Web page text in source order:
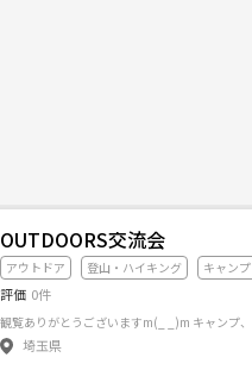
OUTDOORS交流会
アウトドア 登山・ハイキング キャンプ
評価 0件
埼玉県